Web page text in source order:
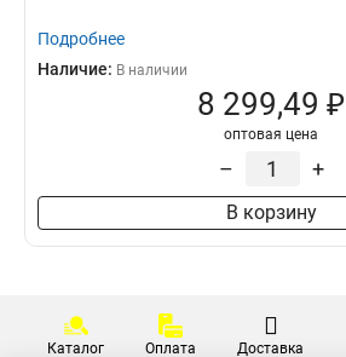
Подробнее
Наличие: В наличии
8 299,49 ₽
оптовая цена
– +
В корзину
Каталог Оплата Доставка